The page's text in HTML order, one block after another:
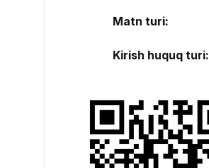
Matn turi:
Kirish huquq turi: